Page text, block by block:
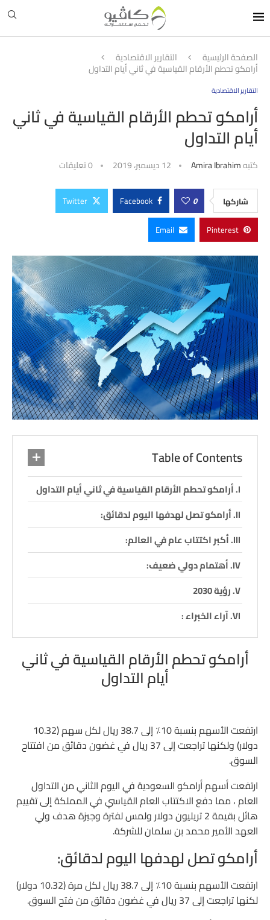
الصفحة الرئيسية التقارير الاقتصادية
أرامكو تحطم الأرقام القياسية في ثاني أيام التداول
التقارير الاقتصادية
أرامكو تحطم الأرقام القياسية في ثاني
أيام التداول
كتبهAmira Ibrahim 12 ديسمبر، 2019 0 تعليقات
شاركها 0
Facebook
Twitter
Pinterest
Email
Table of Contents
أرامكو تحطم الأرقام القياسية في ثاني أيام التداول
أرامكو تصل لهدفها اليوم لدقائق:
أكبر اكتتاب عام في العالم:
أهتمام دولي ضعيف:
رؤية 2030
آراء الخبراء :
أرامكو تحطم الأرقام القياسية في ثاني
أيام التداول
ارتفعت الأسهم بنسبة 10٪ إلى 38.7 ريال لكل سهم (10.32
دولار) ولكنها تراجعت إلى 37 ريال في غضون دقائق من افتتاح
السوق.
ارتفعت أسهم أرامكو السعودية في اليوم الثاني من التداول
العام ، مما دفع الاكتتاب العام القياسي في المملكة إلى تقييم
هائل بقيمة 2 تريليون دولار ولمس لفترة وجيزة هدف ولي
العهد الأمير محمد بن سلمان للشركة.
أرامكو تصل لهدفها اليوم لدقائق:
ارتفعت الأسهم بنسبة 10٪ إلى 38.7 ريال لكل مرة (10.32 دولار)
لكنها تراجعت إلى 37 ريال في غضون دقائق من فتح السوق.